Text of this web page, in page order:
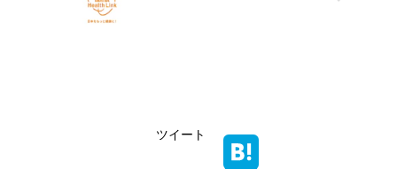
ツイート